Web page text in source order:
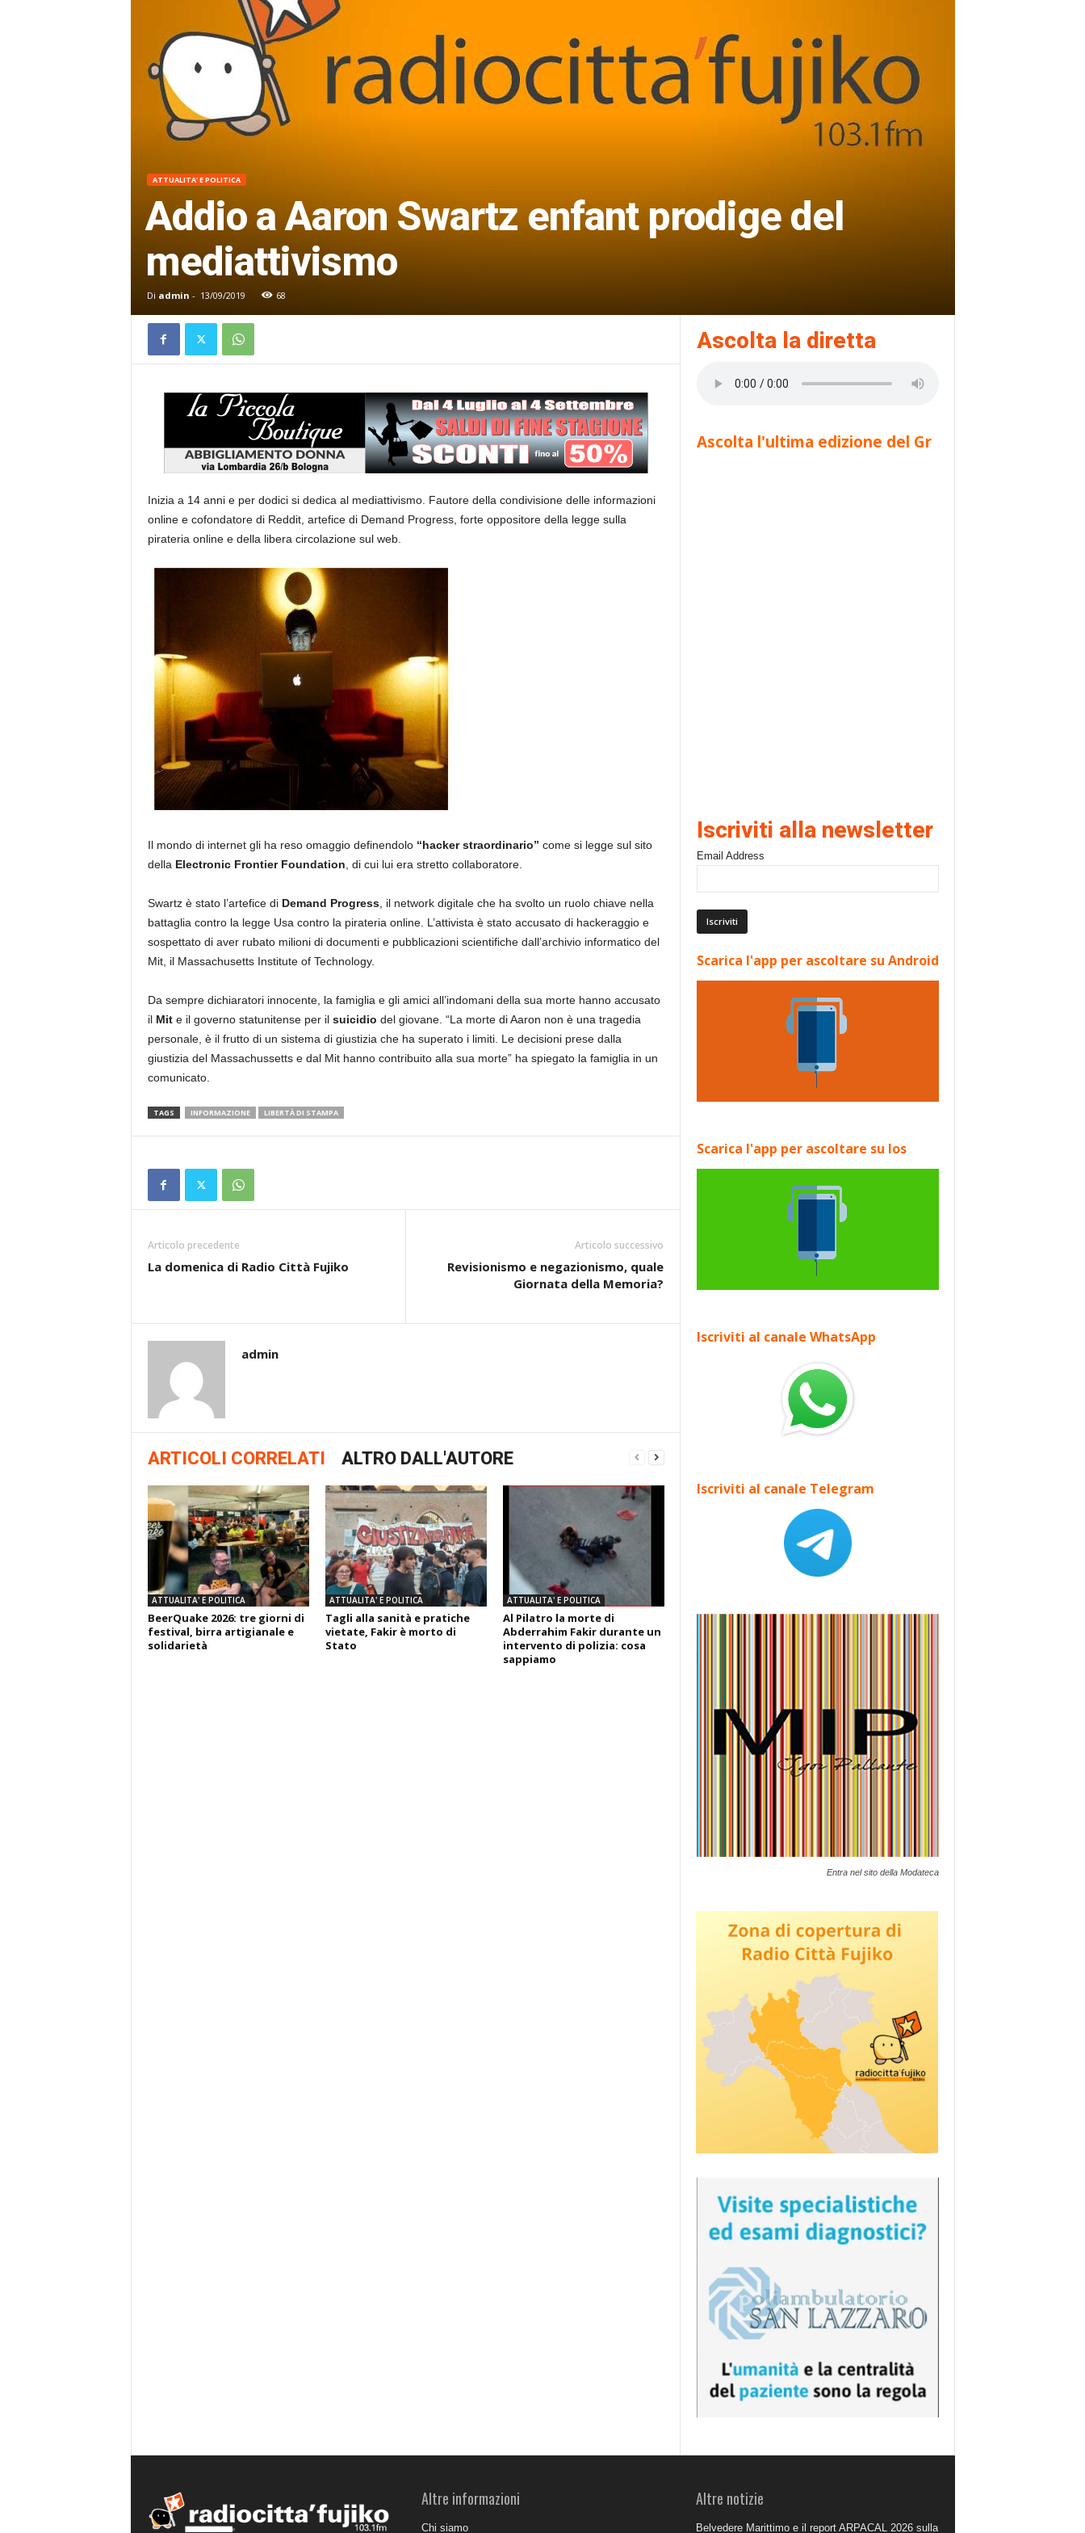
ATTUALITA' E POLITICA
Addio a Aaron Swartz enfant prodige del
mediattivismo
Di admin - 13/09/2019 68
Inizia a 14 anni e per dodici si dedica al mediattivismo. Fautore della condivisione delle informazioni
online e cofondatore di Reddit, artefice di Demand Progress, forte oppositore della legge sulla
pirateria online e della libera circolazione sul web.
Il mondo di internet gli ha reso omaggio definendolo“hacker straordinario” come si legge sul sito
della Electronic Frontier Foundation , di cui lui era stretto collaboratore.
Swartz è stato l’artefice di Demand Progress, il network digitale che ha svolto un ruolo chiave nella
battaglia contro la legge Usa contro la pirateria online. L’attivista è stato accusato di hackeraggio e
sospettato di aver rubato milioni di documenti e pubblicazioni scientifiche dall’archivio informatico del
Mit, il Massachusetts Institute of Technology.
Da sempre dichiaratori innocente, la famiglia e gli amici all’indomani della sua morte hanno accusato
ilMite il governo statunitense per il suicidio del giovane. “La morte di Aaron non è una tragedia
personale, è il frutto di un sistema di giustizia che ha superato i limiti. Le decisioni prese dalla
giustizia del Massachussetts e dal Mit hanno contribuito alla sua morte” ha spiegato la famiglia in un
comunicato.
TAGS INFORMAZIONE LIBERTÀ DI STAMPA
Articolo precedente
La domenica di Radio Città Fujiko
Articolo successivo
Revisionismo e negazionismo, quale
Giornata della Memoria?
admin
ARTICOLI CORRELATI ALTRO DALL'AUTORE
ATTUALITA' E POLITICA
BeerQuake 2026: tre giorni di
festival, birra artigianale e
solidarietà
ATTUALITA' E POLITICA
Tagli alla sanità e pratiche
vietate, Fakir è morto di
Stato
ATTUALITA' E POLITICA
Al Pilatro la morte di
Abderrahim Fakir durante un
intervento di polizia: cosa
sappiamo
Ascolta la diretta
Ascolta l'ultima edizione del Gr
Iscriviti alla newsletter
Email Address
Scarica l'app per ascoltare su Android
Scarica l'app per ascoltare su Ios
Iscriviti al canale WhatsApp
Iscriviti al canale Telegram
Entra nel sito della Modateca
Altre informazioni
Chi siamo
Altre notizie
Belvedere Marittimo e il report ARPACAL 2026 sulla